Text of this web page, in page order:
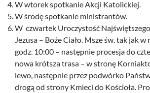
W wtorek spotkanie Akcji Katolickiej.
W środę spotkanie ministrantów.
W czwartek Uroczystość
Jezusa – Boże Ciało. Msze św. tak jak w
godz. 10:00 – następnie procesja do
nowa krótsza trasa – w stronę
lewo, następnie przez podwórko
drogą od strony Kmieci do Kościoła.